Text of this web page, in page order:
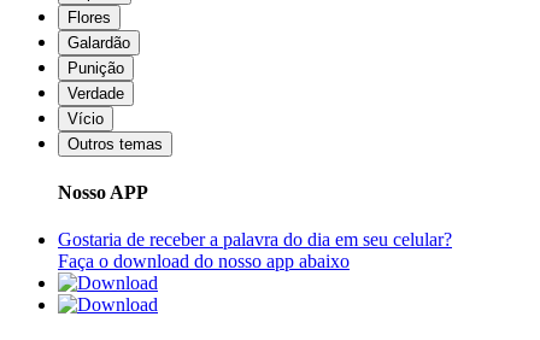
Flores
Galardão
Punição
Verdade
Vício
Outros temas
Nosso APP
Gostaria de receber a palavra do dia em seu celular?
Faça o download do nosso app abaixo